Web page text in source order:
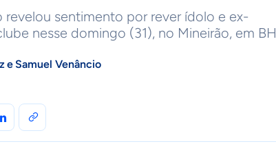
revelou sentimento por rever ídolo e ex-
nesse domingo (31), no Mineirão, em BH
e Samuel Venâncio